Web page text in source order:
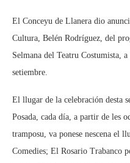
El Conceyu de Llanera dio
Cultura, Belén Rodríguez, del
Selmana del Teatru Costumista,
setiembre.
El llugar de la celebración desta
Posada, cada día, a partir de les
tramposu, va ponese nescena
Comedies; El Rosario Trabanco